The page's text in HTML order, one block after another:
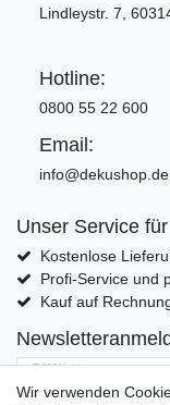
Lindleystr. 7,
Hotline:
0800 55 22 600
Email:
info@dekushop.de
Unser Service
Kostenlose
Profi-Service und
Kauf auf
E-MAIL **
Wir verwenden